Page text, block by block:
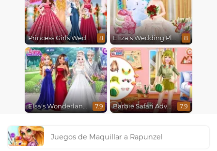
Princess Girls Wedding Trip 8 Eliza's Wedding Planner 8
Elsa's Wonderland Wedding 7.9 Barbie Safari Adventure 7.9
Juegos de Maquillar a Rapunzel